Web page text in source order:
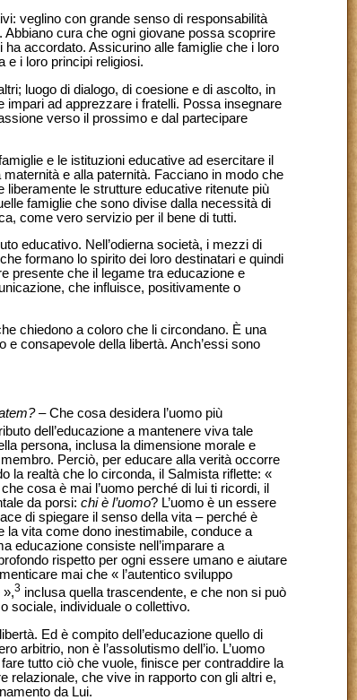
veglino con grande senso di responsabilità
cura che ogni giovane possa scoprire
accordato. Assicurino alle famiglie che i loro
e i loro principi religiosi.
luogo di dialogo, di coesione e di ascolto, in
ad apprezzare i fratelli. Possa insegnare
verso il prossimo e dal partecipare
e le istituzioni educative ad esercitare il
e alla paternità. Facciano in modo che
liberamente le strutture educative ritenute più
famiglie che sono divise dalla necessità di
come vero servizio per il bene di tutti.
educativo. Nell’odierna società, i mezzi di
formano lo spirito dei loro destinatari e quindi
presente che il legame tra educazione e
che influisce, positivamente o
chiedono a coloro che li circondano. È una
e consapevole della libertà. Anch’essi sono
– Che cosa desidera l’uomo più
dell’educazione a mantenere viva tale
persona, inclusa la dimensione morale e
Perciò, per educare alla verità occorre
la realtà che lo circonda, il Salmista riflette: «
cosa è mai l’uomo perché di lui ti ricordi, il
da porsi: chi è l’uomo? L’uomo è un essere
di spiegare il senso della vita – perché è
la vita come dono inestimabile, conduce a
educazione consiste nell’imparare a
rispetto per ogni essere umano e aiutare
mai che « l’autentico sviluppo
»,3 inclusa quella trascendente, e che non si può
sociale, individuale o collettivo.
Ed è compito dell’educazione quello di
arbitrio, non è l’assolutismo dell’io. L’uomo
tutto ciò che vuole, finisce per contraddire la
relazionale, che vive in rapporto con gli altri e,
da Lui.